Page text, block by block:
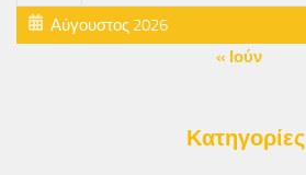
Αύγουστος 2026
« Ιούν
Κατηγορίες